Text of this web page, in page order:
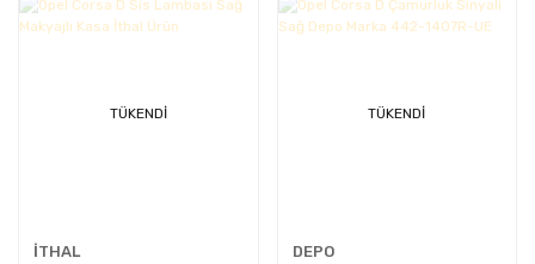
TÜKENDI
İTHAL
TÜKENDI
DEPO